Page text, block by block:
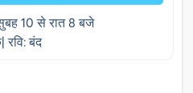
10 से रात 8 बजे
रवि: बंद